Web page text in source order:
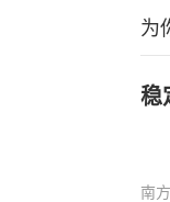
为
稳
南